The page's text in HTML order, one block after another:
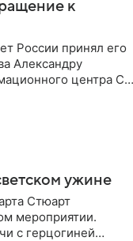
к
России принял его
Александру
центра СК
ужине
Стюарт
мероприятии.
с герцогиней